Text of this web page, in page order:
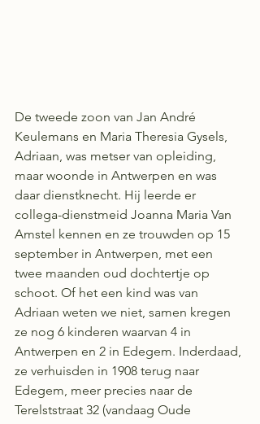
De tweede zoon van Jan André
Keulemans en Maria Theresia Gysels,
Adriaan, was metser van opleiding,
maar woonde in Antwerpen en was
daar dienstknecht. Hij leerde er
collega-dienstmeid Joanna Maria Van
Amstel kennen en ze trouwden op 15
september in Antwerpen, met een
twee maanden oud dochtertje op
schoot. Of het een kind was van
Adriaan weten we niet, samen kregen
ze nog 6 kinderen waarvan 4 in
Antwerpen en 2 in Edegem. Inderdaad,
ze verhuisden in 1908 terug naar
Edegem, meer precies naar de
Terelststraat 32 (vandaag Oude